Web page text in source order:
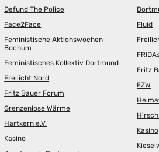
Defund The Police
Face2Face
Feministische Aktionswochen
Bochum
Feministisches Kollektiv Dortmund
Freilicht Nord
Fritz Bauer Forum
Grenzenlose Wärme
Hartkern e.V.
Kasino
Fluid
Fritz
FZW
Hirsch
Kasino